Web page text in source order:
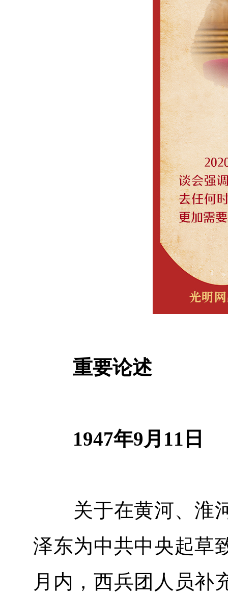
重要论述
1947年9月11日
关于在黄河、淮河
泽东为中共中央起草
月内，西兵团人员补